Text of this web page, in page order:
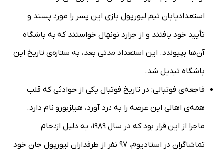
استعدادیابان تیم لیورپول بازی این پسر را مورد پسند و
تأیید خود یافتند و از جرارد نونهال خواستند که به باشگاه
آن‌ها بپیوندد. این استعداد مدتی بعد، به ستاره‌ی تاریخ این
باشگاه تبدیل شد.
فاجعه‌ی فوتبالی: در تاریخ فوتبال یکی از حوادثی که قلب
همه‌ی اهالی این عرصه را به درد آورد، هیلزبورو نام دارد.
ماجرا از این قرار بود که در سال 1989، به دلیل ازدحام
تماشاگران در استادیوم، 97 نفر از طرفداران لیورپول جان خود